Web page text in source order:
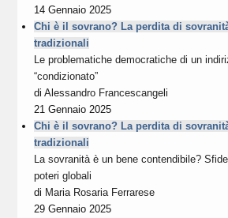
14 Gennaio 2025
Chi è il sovrano? La perdita di
tradizionali
Le problematiche democratiche di un
“condizionato”
diAlessandro Francescangeli
21 Gennaio 2025
Chi è il sovrano? La perdita di
tradizionali
La sovranità è un bene contendibile?
poteri globali
di Maria Rosaria Ferrarese
29 Gennaio 2025